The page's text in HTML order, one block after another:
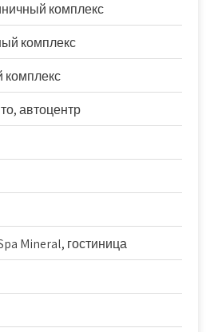
комплекс
комплекс
комплекс
автоцентр
Mineral, гостиница